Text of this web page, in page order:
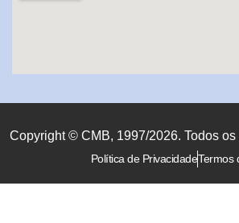
Copyright © CMB, 1997/2026. Todos
Política de PrivacidadeTermos